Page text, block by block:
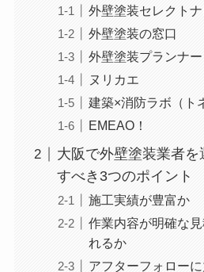
外壁塗装セレクト
外壁塗装の窓口
外壁塗装プランナー
ヌリカエ
建築×消防ラボ（ト
EMEAO！
大阪で外壁塗装業者を
すべき3つのポイント
施工実績が豊富か
作業内容が明確な
れるか
アフターフォロー